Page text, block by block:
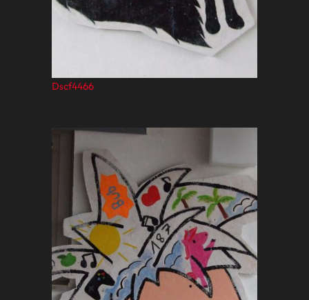
Dscf4466